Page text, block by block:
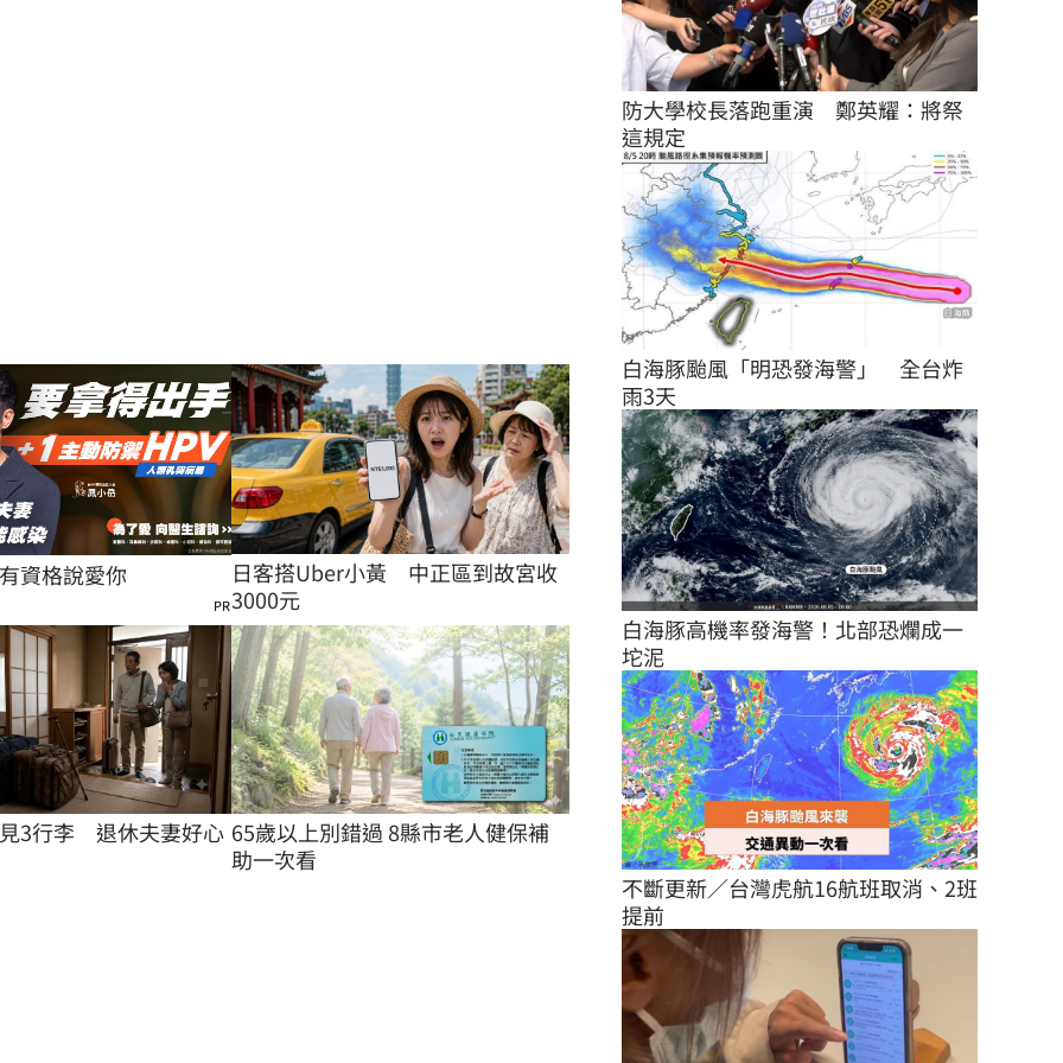
資格說愛你
PR
日客搭Uber小黃　中正區到故宮收
3000元
3行李　退休夫妻好心 65歲以上別錯過 8縣市老人健保補
助一次看
防大學校長落跑重演　鄭英耀：將祭
這規定
白海豚颱風「明恐發海警」　全台炸
雨3天
白海豚高機率發海警！北部恐爛成一
坨泥
不斷更新／台灣虎航16航班取消、2班
提前